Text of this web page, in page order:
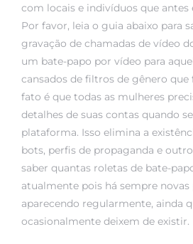
com locais e indivíduos que antes
Por favor, leia o guia abaixo para
gravação de chamadas de vídeo
um bate-papo por vídeo para
cansados de filtros de gênero
fato é que todas as mulheres
detalhes de suas contas quando
plataforma. Isso elimina a
bots, perfis de propaganda e
saber quantas roletas de bate-
atualmente pois há sempre
aparecendo regularmente, ainda
ocasionalmente deixem de existir.